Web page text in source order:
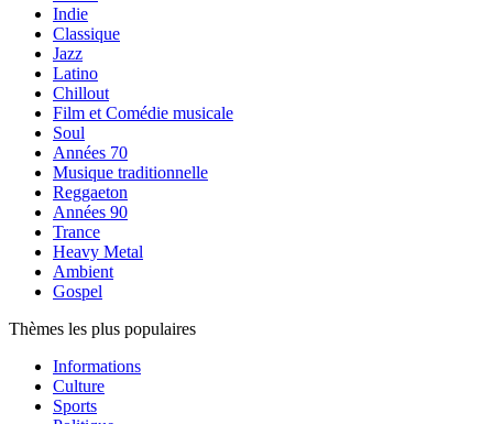
Indie
Classique
Jazz
Latino
Chillout
Film et Comédie musicale
Soul
Années 70
Musique traditionnelle
Reggaeton
Années 90
Trance
Heavy Metal
Ambient
Gospel
Thèmes les plus populaires
Informations
Culture
Sports